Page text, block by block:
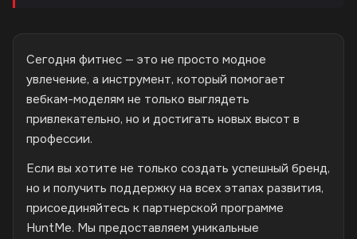
Сегодня фитнес — это не просто модное
увлечение, а инструмент, который помогает
вебкам-моделям не только выглядеть
привлекательно, но и достигать новых высот в
профессии.
Если вы хотите не только создать успешный бренд,
но и получить поддержку на всех этапах развития,
присоединяйтесь к партнерской программе
HuntMe. Мы предоставляем уникальные